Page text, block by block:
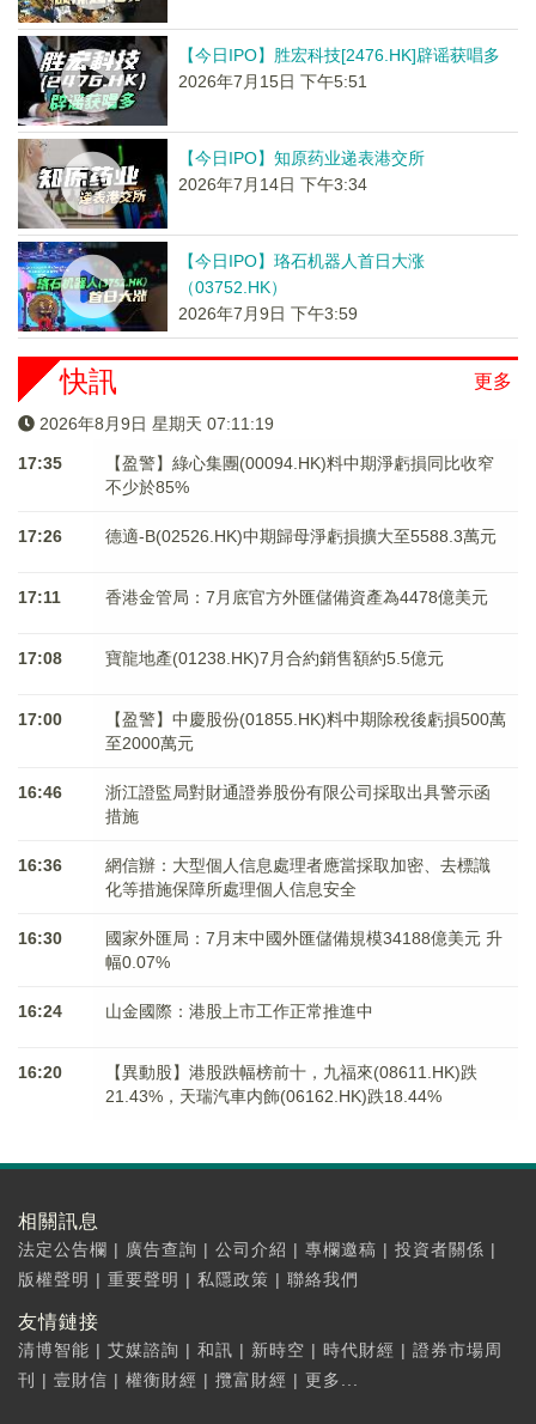
【今日IPO】胜宏科技[2476.HK]辟谣获唱多
2026年7月15日 下午5:51
【今日IPO】知原药业递表港交所
2026年7月14日 下午3:34
【今日IPO】珞石机器人首日大涨
（03752.HK）
2026年7月9日 下午3:59
更多
快訊
2026年8月9日 星期天 07:11:19
17:35
【盈警】綠心集團(00094.HK)料中期淨虧損同比收窄
不少於85%
17:26 德適-B(02526.HK)中期歸母淨虧損擴大至5588.3萬元
17:11 香港金管局：7月底官方外匯儲備資產為4478億美元
17:08 寶龍地產(01238.HK)7月合約銷售額約5.5億元
17:00
【盈警】中慶股份(01855.HK)料中期除稅後虧損500萬
至2000萬元
16:46
浙江證監局對財通證券股份有限公司採取出具警示函
措施
16:36
網信辦：大型個人信息處理者應當採取加密、去標識
化等措施保障所處理個人信息安全
16:30
國家外匯局：7月末中國外匯儲備規模34188億美元 升
幅0.07%
16:24 山金國際：港股上市工作正常推進中
16:20
【異動股】港股跌幅榜前十，九福來(08611.HK)跌
21.43%，天瑞汽車内飾(06162.HK)跌18.44%
相關訊息
法定公告欄 | 廣告查詢 | 公司介紹 | 專欄邀稿 | 投資者關係 |
版權聲明 | 重要聲明 | 私隱政策 | 聯絡我們
友情鏈接
清博智能 | 艾媒諮詢 | 和訊 | 新時空 | 時代財經 | 證券市場周
刊
| 壹財信 | 權衡財經 | 攬富財經 | 更多...